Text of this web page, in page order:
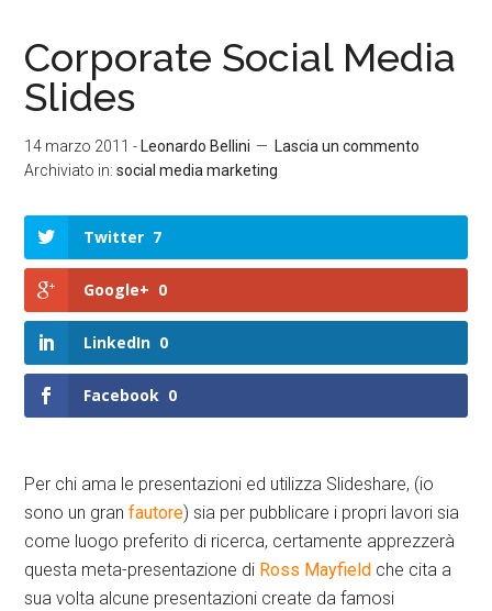
Corporate Social Media
Slides
14 marzo 2011 - Leonardo Bellini
Lascia un commento
Archiviato in:social media marketing
Twitter 7
Google+ 0
LinkedIn 0
Facebook 0
Per chi ama le presentazioni ed utilizza Slideshare, (io
sono un granfautore) sia per pubblicare i propri lavori sia
come luogo preferito di ricerca, certamente apprezzerà
questa meta-presentazione di Ross Mayfield che cita a
sua volta alcune presentazioni create da famosi